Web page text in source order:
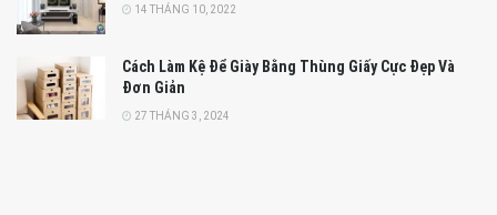
14 THÁNG 10, 2022
Cách Làm Kệ Để Giày Bằng Thùng Giấy Cực Đẹp Và
Đơn Giản
27 THÁNG 3, 2024